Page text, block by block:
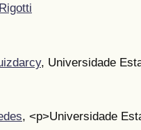
, Universidade
, <p>Universidade